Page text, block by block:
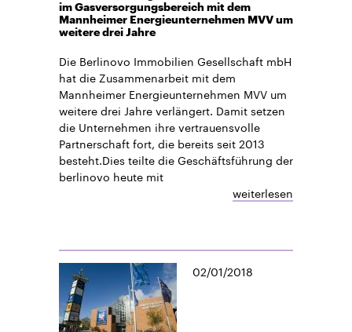
im Gasversorgungsbereich mit dem
Mannheimer Energieunternehmen MVV um
weitere drei Jahre
Die Berlinovo Immobilien Gesellschaft mbH
hat die Zusammenarbeit mit dem
Mannheimer Energieunternehmen MVV um
weitere drei Jahre verlängert. Damit setzen
die Unternehmen ihre vertrauensvolle
Partnerschaft fort, die bereits seit 2013
besteht.Dies teilte die Geschäftsführung der
berlinovo heute mit
weiterlesen
02/01/2018